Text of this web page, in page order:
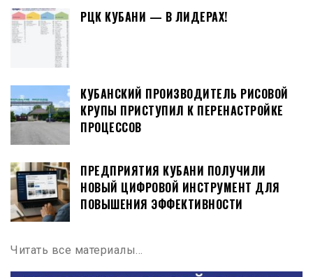
РЦК КУБАНИ — В ЛИДЕРАХ!
КУБАНСКИЙ ПРОИЗВОДИТЕЛЬ РИСОВОЙ
КРУПЫ ПРИСТУПИЛ К ПЕРЕНАСТРОЙКЕ
ПРОЦЕССОВ
ПРЕДПРИЯТИЯ КУБАНИ ПОЛУЧИЛИ
НОВЫЙ ЦИФРОВОЙ ИНСТРУМЕНТ ДЛЯ
ПОВЫШЕНИЯ ЭФФЕКТИВНОСТИ
Читать все материалы…